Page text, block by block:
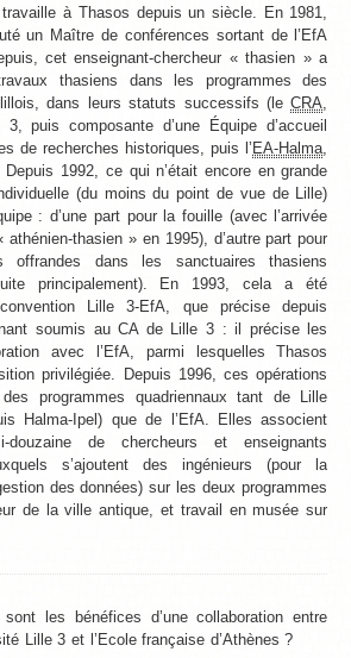
travaille à Thasos depuis un siècle. En 1981,
un Maître de conférences sortant de l’EfA
cet enseignant-chercheur « thasien » a
thasiens dans les programmes des
dans leurs statuts successifs (leCRA
puis composante d’une Équipe d’accueil
de recherches historiques, puis l’EA-Halma
Depuis 1992, ce qui n’était encore en grande
(du moins du point de vue de Lille)
: d’une part pour la fouille (avec l’arrivée
athénien-thasien » en 1995), d’autre part pour
dans les sanctuaires thasiens
principalement). En 1993, cela a été
Lille 3-EfA, que précise depuis
soumis au CA de Lille 3 : il précise les
avec l’EfA, parmi lesquelles Thasos
privilégiée. Depuis 1996, ces opérations
programmes quadriennaux tant de Lille
Halma-Ipel) que de l’EfA. Elles associent
douzaine de chercheurs et enseignants
s’ajoutent des ingénieurs (pour la
des données) sur les deux programmes
de la ville antique, et travail en musée sur
sont les bénéfices d’une collaboration entre
Lille 3 et l’Ecole française d’Athènes ?